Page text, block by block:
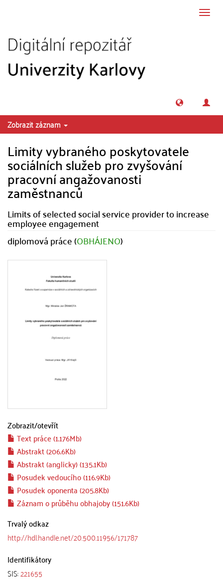
Zobrazit záznam
Limity vybraného poskytovatele
sociálních služeb pro zvyšování
pracovní angažovanosti
zaměstnanců
Limits of selected social service provider to increase
employee engagement
diplomová práce (OBHÁJENO)
Zobrazit/otevřít
Text práce (1.176Mb)
Abstrakt (206.6Kb)
Abstrakt (anglicky) (135.1Kb)
Posudek vedoucího (116.9Kb)
Posudek oponenta (205.8Kb)
Záznam o průběhu obhajoby (151.6Kb)
Trvalý odkaz
http://hdl.handle.net/20.500.11956/171787
Identifikátory
SIS:221655